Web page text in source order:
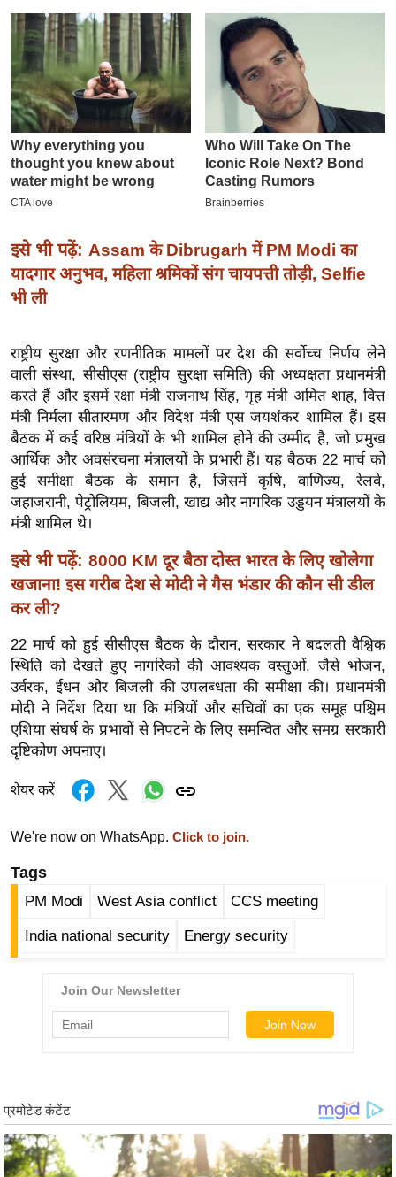
इ
म
ई
-
पे
प
र
मि
ल
बे
मि
ल
श
ख्सि
य
त
यं
ग
इं
डि
या
सा
हि
त्य
ज
ग
त
ऑ
टो
व
न्यू
ब्री
फ
म
बॉ
ली
वु
इसे भी पढ़ें: Assam के Dibrugarh में PM Modi का
यादगार अनुभव, महिला श्रमिकों संग चायपत्ती तोड़ी, Selfie
भी ली
राष्ट्रीय सुरक्षा और रणनीतिक मामलों पर देश की सर्वोच्च निर्णय लेने
वाली संस्था, सीसीएस (राष्ट्रीय सुरक्षा समिति) की अध्यक्षता प्रधानमंत्री
करते हैं और इसमें रक्षा मंत्री राजनाथ सिंह, गृह मंत्री अमित शाह, वित्त
मंत्री निर्मला सीतारमण और विदेश मंत्री एस जयशंकर शामिल हैं। इस
बैठक में कई वरिष्ठ मंत्रियों के भी शामिल होने की उम्मीद है, जो प्रमुख
आर्थिक और अवसंरचना मंत्रालयों के प्रभारी हैं। यह बैठक 22 मार्च को
हुई समीक्षा बैठक के समान है, जिसमें कृषि, वाणिज्य, रेलवे,
जहाजरानी, ​​पेट्रोलियम, बिजली, खाद्य और नागरिक उड्डयन मंत्रालयों के
मंत्री शामिल थे।
इसे भी पढ़ें: 8000 KM दूर बैठा दोस्त भारत के लिए खोलेगा
खजाना! इस गरीब देश से मोदी ने गैस भंडार की कौन सी डील
कर ली?
22 मार्च को हुई सीसीएस बैठक के दौरान, सरकार ने बदलती वैश्विक
स्थिति को देखते हुए नागरिकों की आवश्यक वस्तुओं, जैसे भोजन,
उर्वरक, ईंधन और बिजली की उपलब्धता की समीक्षा की। प्रधानमंत्री
मोदी ने निर्देश दिया था कि मंत्रियों और सचिवों का एक समूह पश्चिम
एशिया संघर्ष के प्रभावों से निपटने के लिए समन्वित और समग्र सरकारी
दृष्टिकोण अपनाए।
शेयर करें
We're now on WhatsApp. Click to join.
Tags
PM Modi West Asia conflict CCS meeting
India national security Energy security